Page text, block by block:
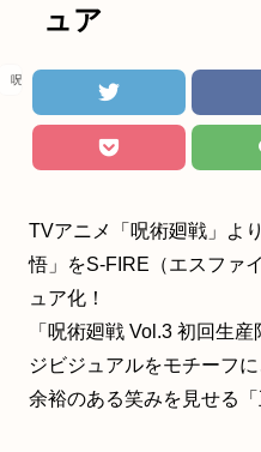
ュア
呪術廻戦
TVアニメ「呪術廻戦」よ
悟」をS-FIRE（エスファ
ュア化！
「呪術廻戦 Vol.3 初回生
ジビジュアルをモチーフ
余裕のある笑みを見せる